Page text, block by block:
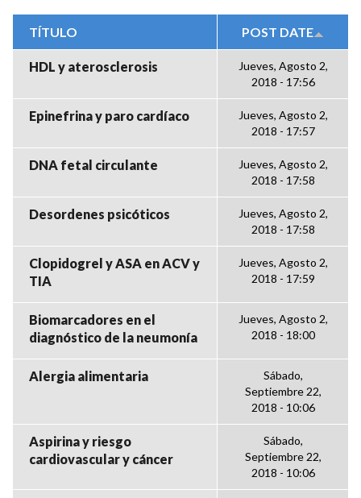
TÍTULO POST DATE
HDL y aterosclerosis
Jueves, Agosto 2,
2018 - 17:56
Epinefrina y paro cardíaco
Jueves, Agosto 2,
2018 - 17:57
DNA fetal circulante
Jueves, Agosto 2,
2018 - 17:58
Desordenes psicóticos
Jueves, Agosto 2,
2018 - 17:58
Clopidogrel y ASA en ACV y
TIA
Jueves, Agosto 2,
2018 - 17:59
Biomarcadores en el
diagnóstico de la neumonía
Jueves, Agosto 2,
2018 - 18:00
Alergia alimentaria
Sábado,
Septiembre 22,
2018 - 10:06
Aspirina y riesgo
cardiovascular y cáncer
Sábado,
Septiembre 22,
2018 - 10:06